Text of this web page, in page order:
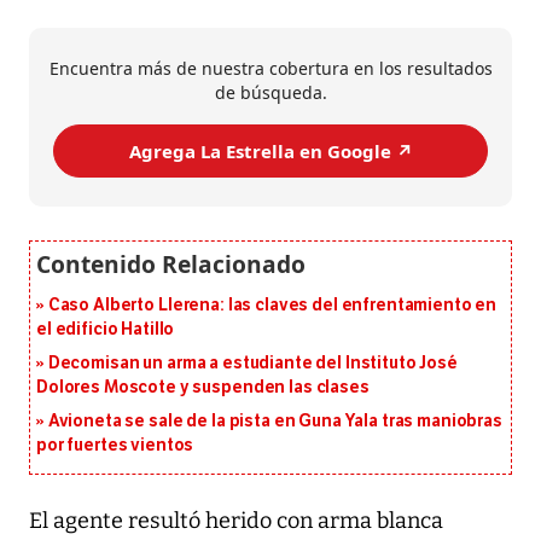
Encuentra más de nuestra cobertura en los resultados
de búsqueda.
Agrega La Estrella en Google ↗️
Caso Alberto Llerena: las claves del enfrentamiento en
el edificio Hatillo
Decomisan un arma a estudiante del Instituto José
Dolores Moscote y suspenden las clases
Avioneta se sale de la pista en Guna Yala tras maniobras
por fuertes vientos
El agente resultó herido con arma blanca